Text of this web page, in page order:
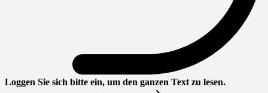
Loggen Sie sich bitte ein, um den ganzen Text zu lesen.